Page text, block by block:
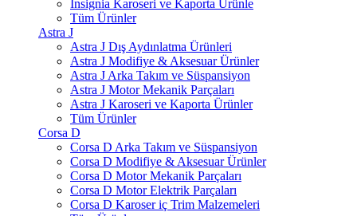
İnsignia Karoseri ve Kaporta Ürünle
Tüm Ürünler
Astra J
Astra J Dış Aydınlatma Ürünleri
Astra J Modifiye & Aksesuar Ürünler
Astra J Arka Takım ve Süspansiyon
Astra J Motor Mekanik Parçaları
Astra J Karoseri ve Kaporta Ürünler
Tüm Ürünler
Corsa D
Corsa D Arka Takım ve Süspansiyon
Corsa D Modifiye & Aksesuar Ürünler
Corsa D Motor Mekanik Parçaları
Corsa D Motor Elektrik Parçaları
Corsa D Karoser iç Trim Malzemeleri